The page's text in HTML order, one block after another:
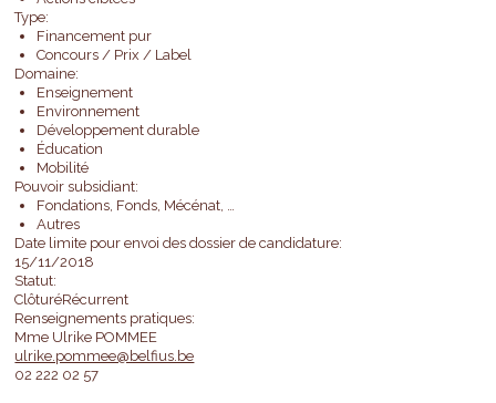
Type:
Financement pur
Concours / Prix / Label
Domaine:
Enseignement
Environnement
Développement durable
Éducation
Mobilité
Pouvoir subsidiant:
Fondations, Fonds, Mécénat, …
Autres
Date limite pour envoi des dossier de candidature:
15/11/2018
Statut:
ClôturéRécurrent
Renseignements pratiques:
Mme Ulrike POMMEE
ulrike.pommee@belfius.be
02 222 02 57